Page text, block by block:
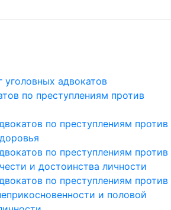
адвокатов
по преступлениям против
по преступлениям против
по преступлениям против
и достоинства личности
по преступлениям против
и половой